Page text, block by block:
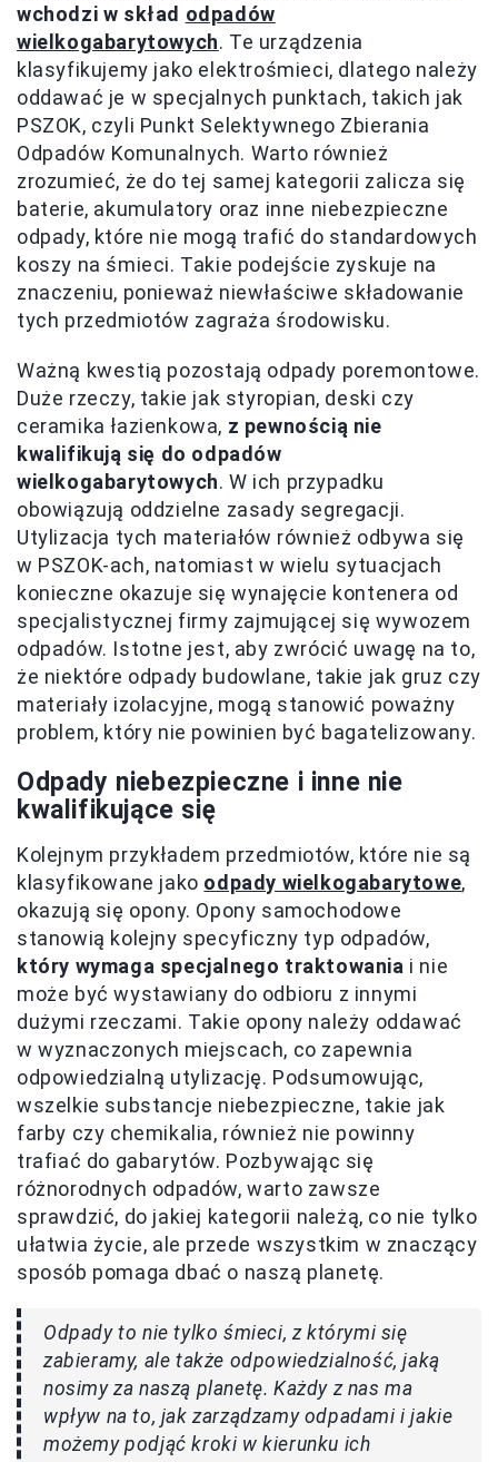
wchodzi w skład odpadów
wielkogabarytowych. Te urządzenia
klasyfikujemy jako elektrośmieci, dlatego należy
oddawać je w specjalnych punktach, takich jak
PSZOK, czyli Punkt Selektywnego Zbierania
Odpadów Komunalnych. Warto również
zrozumieć, że do tej samej kategorii zalicza się
baterie, akumulatory oraz inne niebezpieczne
odpady, które nie mogą trafić do standardowych
koszy na śmieci. Takie podejście zyskuje na
znaczeniu, ponieważ niewłaściwe składowanie
tych przedmiotów zagraża środowisku.
Ważną kwestią pozostają odpady poremontowe.
Duże rzeczy, takie jak styropian, deski czy
ceramika łazienkowa, z pewnością nie
kwalifikują się do odpadów
wielkogabarytowych. W ich przypadku
obowiązują oddzielne zasady segregacji.
Utylizacja tych materiałów również odbywa się
w PSZOK-ach, natomiast w wielu sytuacjach
konieczne okazuje się wynajęcie kontenera od
specjalistycznej firmy zajmującej się wywozem
odpadów. Istotne jest, aby zwrócić uwagę na to,
że niektóre odpady budowlane, takie jak gruz czy
materiały izolacyjne, mogą stanowić poważny
problem, który nie powinien być bagatelizowany.
Odpady niebezpieczne i inne nie
kwalifikujące się
Kolejnym przykładem przedmiotów, które nie są
klasyfikowane jako odpady wielkogabarytowe,
okazują się opony. Opony samochodowe
stanowią kolejny specyficzny typ odpadów,
który wymaga specjalnego traktowania i nie
może być wystawiany do odbioru z innymi
dużymi rzeczami. Takie opony należy oddawać
w wyznaczonych miejscach, co zapewnia
odpowiedzialną utylizację. Podsumowując,
wszelkie substancje niebezpieczne, takie jak
farby czy chemikalia, również nie powinny
trafiać do gabarytów. Pozbywając się
różnorodnych odpadów, warto zawsze
sprawdzić, do jakiej kategorii należą, co nie tylko
ułatwia życie, ale przede wszystkim w znaczący
sposób pomaga dbać o naszą planetę.
Odpady to nie tylko śmieci, z którymi się
zabieramy, ale także odpowiedzialność, jaką
nosimy za naszą planetę. Każdy z nas ma
wpływ na to, jak zarządzamy odpadami i jakie
możemy podjąć kroki w kierunku ich